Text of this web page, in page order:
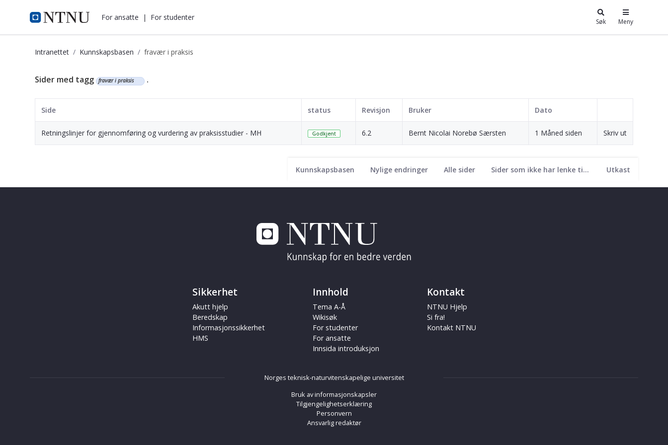
i.ntnu.no For ansatte | For studenter Søk Meny
Intranettet Kunnskapsbasen fravær i praksis
Kunnskapsbasen
Kunnskapsbasen Nylige endringer Alle sider Sider som ikke har lenke til seg Utkast
Sider med tagg fravær i praksis .
Side status Revisjon Bruker Dato
Retningslinjer for gjennomføring og vurdering av praksisstudier - MH Godkjent 6.2 Bernt Nicolai Norebø Særsten 1 Måned siden Skriv ut
Sikkerhet
Akutt hjelp
Beredskap
Informasjonssikkerhet
HMS
Innhold
Tema A-Å
Wikisøk
For studenter
For ansatte
Innsida introduksjon
Kontakt
NTNU Hjelp
Si fra!
Kontakt NTNU
Norges teknisk-naturvitenskapelige universitet
Bruk av informasjonskapsler
Tilgjengelighetserklæring
Personvern
Ansvarlig redaktør